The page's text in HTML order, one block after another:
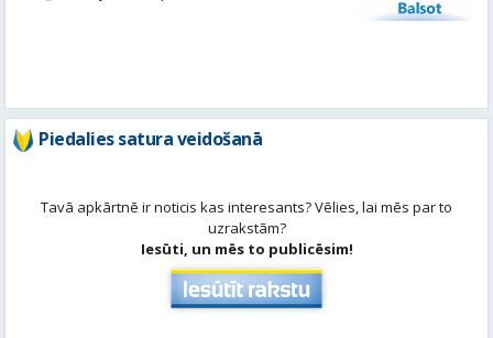
Balsot
Piedalies satura veidošanā
Tavā apkārtnē ir noticis kas interesants? Vēlies, lai mēs par to
uzrakstām?
Iesūti, un mēs to publicēsim!